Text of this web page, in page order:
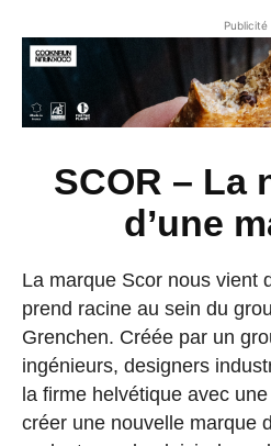
Publicité
SCOR – La
d’une
La marque Scor nous vient
prend racine au sein du
Grenchen. Créée par un
ingénieurs, designers
la firme helvétique avec
créer une nouvelle marque